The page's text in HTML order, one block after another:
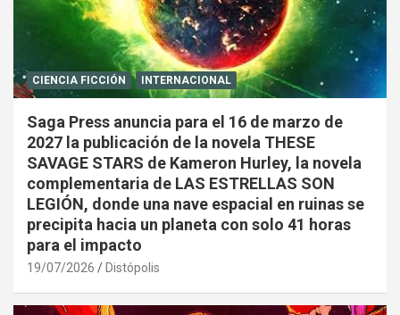
CIENCIA FICCIÓN INTERNACIONAL
Saga Press anuncia para el 16 de marzo de
2027 la publicación de la novela THESE
SAVAGE STARS de Kameron Hurley, la novela
complementaria de LAS ESTRELLAS SON
LEGIÓN, donde una nave espacial en ruinas se
precipita hacia un planeta con solo 41 horas
para el impacto
19/07/2026 Distópolis